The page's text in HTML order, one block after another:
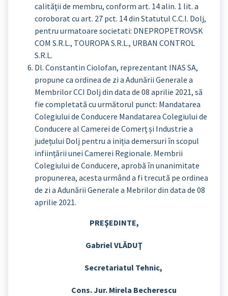
calităţii de membru, conform art. 14 alin. 1 lit. a
coroborat cu art. 27 pct. 14 din Statutul C.C.I. Dolj,
pentru urmatoare societati: DNEPROPETROVSK
COM S.R.L., TOUROPA S.R.L., URBAN CONTROL
S.R.L.
Dl. Constantin Ciolofan, reprezentant INAS SA,
propune ca ordinea de zi a Adunării Generale a
Membrilor CCI Dolj din data de 08 aprilie 2021, să
fie completată cu următorul punct: Mandatarea
Colegiului de Conducere Mandatarea Colegiului de
Conducere al Camerei de Comerţ și Industrie a
județului Dolj pentru a iniția demersuri în scopul
inființării unei Camerei Regionale. Membrii
Colegiului de Conducere, aprobă în unanimitate
propunerea, acesta urmând a fi trecută pe ordinea
de zi a Adunării Generale a Mebrilor din data de 08
aprilie 2021.
PREŞEDINTE,
Gabriel VLĂDUŢ
Secretariatul Tehnic,
Cons. Jur. Mirela Becherescu